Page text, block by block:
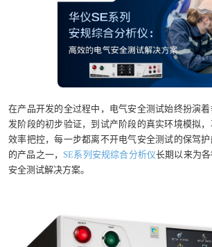
在产品开发的全过程中，电气安全测试始终扮演
发阶段的初步验证，到试产阶段的真实环境模拟
效率把控，每一步都离不开电气安全测试的保驾
的产品之一， SE系列安规综合分析仪长期以来为
安全测试解决方案。